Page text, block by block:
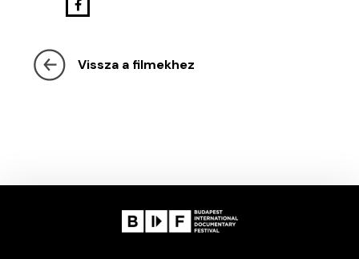
Vissza a filmekhez